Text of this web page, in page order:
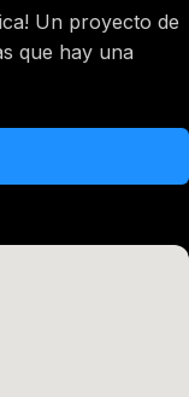
Un proyecto de
que hay una